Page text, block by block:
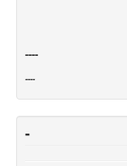
----
----
-